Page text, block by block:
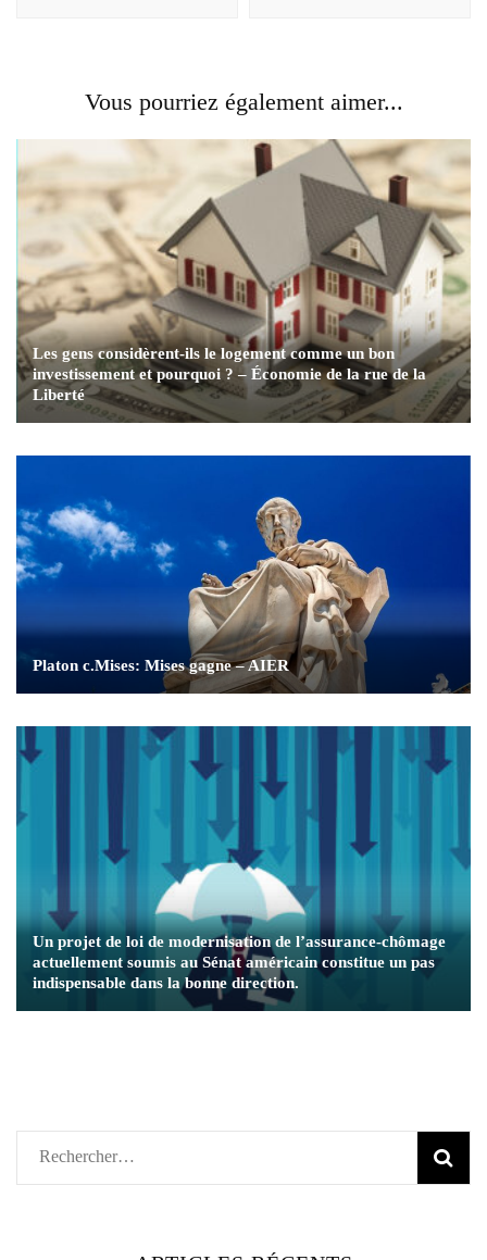
Vous pourriez également aimer...
Les gens considèrent-ils le logement comme un bon
investissement et pourquoi ? – Économie de la rue de la
Liberté
Platon c.Mises: Mises gagne – AIER
Un projet de loi de modernisation de l’assurance-chômage
actuellement soumis au Sénat américain constitue un pas
indispensable dans la bonne direction.
Rechercher :